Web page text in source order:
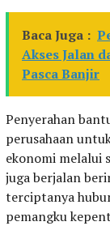
Baca Juga :
Akses Jalan
Pasca Banjir
Penyerahan
perusahaan
ekonomi melalui
juga berjalan
terciptanya
pemangku